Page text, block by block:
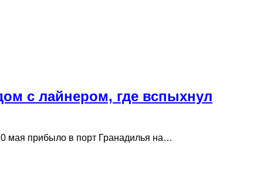
с лайнером, где вспыхнул
мая прибыло в порт Гранадилья на…